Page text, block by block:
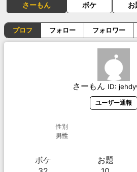
さーもん ボケ お
プロフ フォロー フォロワー
さーもん ID:
ユーザー通報
性別
男性
ボケ
お題